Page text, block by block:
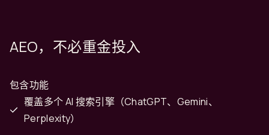
AEO，不必重金投入
包含功能
覆盖多个 AI 搜索引擎（ChatGPT、Gemini、
Perplexity）